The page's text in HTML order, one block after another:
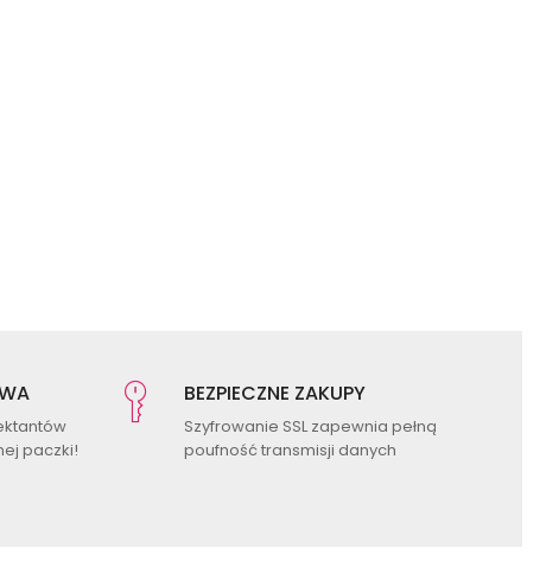
paczki!
BEZPIECZNE ZAKUPY
Szyfrowanie SSL zapewnia pełną
poufność transmisji danych